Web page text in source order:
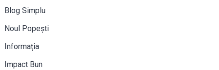
Blog Simplu
Noul Popești
Informația
Impact Bun